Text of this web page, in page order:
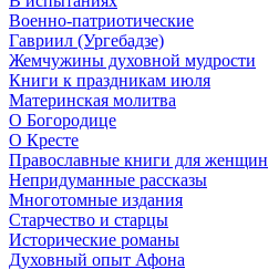
Военно-патриотические
Гавриил (Ургебадзе)
Жемчужины духовной мудрости
Книги к праздникам июля
Материнская молитва
О Богородице
О Кресте
Православные книги для женщин
Непридуманные рассказы
Многотомные издания
Старчество и старцы
Исторические романы
Духовный опыт Афона